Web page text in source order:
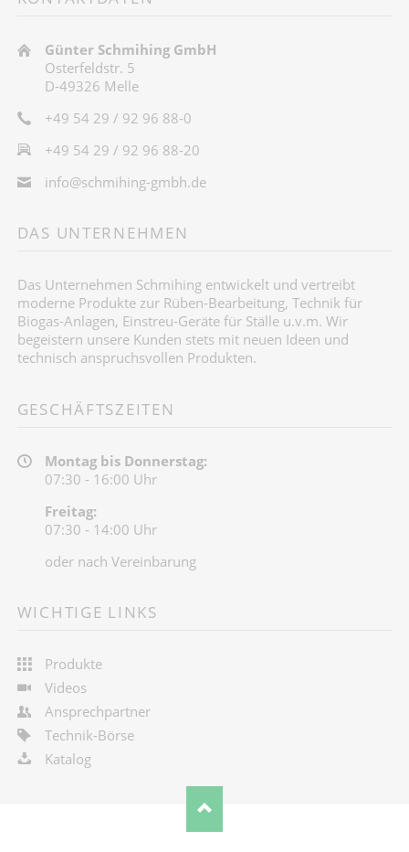
Günter Schmihing GmbH
Osterfeldstr. 5
D-49326 Melle
+49 54 29 / 92 96 88-0
+49 54 29 / 92 96 88-20
info@schmihing-gmbh.de
DAS UNTERNEHMEN
Das Unternehmen Schmihing entwickelt und vertreibt
moderne Produkte zur Rüben-Bearbeitung, Technik für
Biogas-Anlagen, Einstreu-Geräte für Ställe u.v.m. Wir
begeistern unsere Kunden stets mit neuen Ideen und
technisch anspruchsvollen Produkten.
GESCHÄFTSZEITEN
Montag bis Donnerstag:
07:30 - 16:00 Uhr
Freitag:
07:30 - 14:00 Uhr
oder nach Vereinbarung
WICHTIGE LINKS
Produkte
Videos
Ansprechpartner
Technik-Börse
Katalog